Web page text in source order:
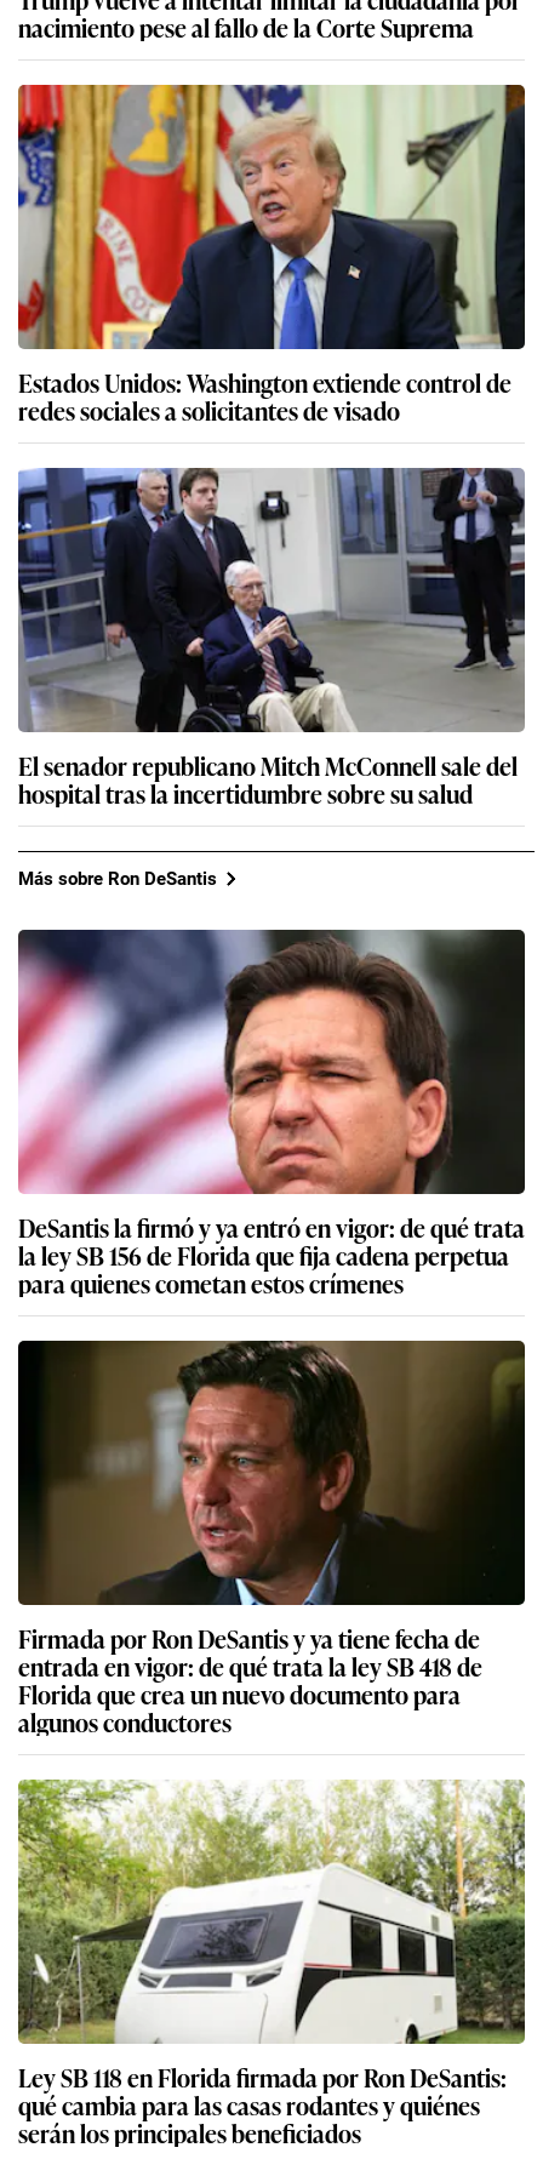
nacimiento pese al fallo de la Corte Suprema
Estados Unidos: Washington extiende control de
redes sociales a solicitantes de visado
El senador republicano Mitch McConnell sale del
hospital tras la incertidumbre sobre su salud
Más sobre Ron DeSantis
DeSantis la firmó y ya entró en vigor: de qué trata
la ley SB 156 de Florida que fija cadena perpetua
para quienes cometan estos crímenes
Firmada por Ron DeSantis y ya tiene fecha de
entrada en vigor: de qué trata la ley SB 418 de
Florida que crea un nuevo documento para
algunos conductores
Ley SB 118 en Florida firmada por Ron DeSantis:
qué cambia para las casas rodantes y quiénes
serán los principales beneficiados